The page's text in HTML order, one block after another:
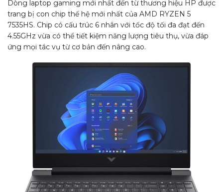
Dòng laptop gaming mới nhất đến từ thương hiệu HP được
trang bị con chip thế hệ mới nhất của AMD RYZEN 5
7535HS. Chip có cấu trúc 6 nhân với tốc độ tối đa đạt đến
4.55GHz vừa có thể tiết kiệm năng lượng tiêu thụ, vừa đáp
ứng mọi tác vụ từ cơ bản đến nâng cao.